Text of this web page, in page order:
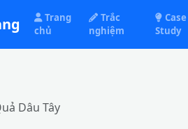
Trang
chủ
Trắc
nghiệm
Case
Study
Dâu Tây